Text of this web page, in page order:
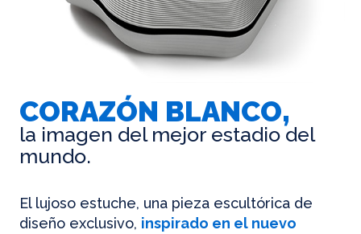
CORAZÓN BLANCO,
la imagen del mejor estadio del
mundo.
El lujoso estuche, una pieza escultórica de
diseño exclusivo, inspirado en el nuevo